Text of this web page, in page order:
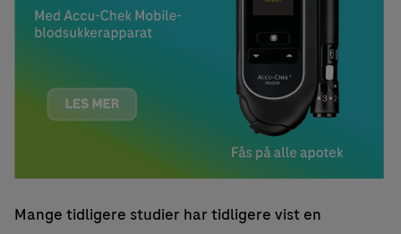
Mange tidligere studier har tidligere vist en